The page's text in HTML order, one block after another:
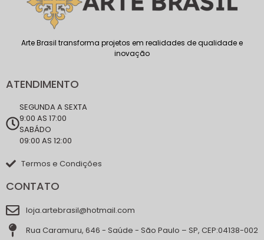
Arte Brasil transforma projetos em realidades de qualidade e
inovação
ATENDIMENTO
SEGUNDA A SEXTA
9:00 AS 17:00
SABÁDO
09:00 AS 12:00
Termos e Condições
CONTATO
loja.artebrasil@hotmail.com
Rua Caramuru, 646 - Saúde - São Paulo – SP, CEP:04138-002